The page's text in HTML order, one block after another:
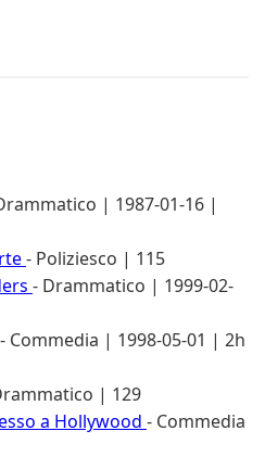
| 1987-01-16 |
- Poliziesco | 115
- Drammatico | 1999-02-
- Commedia | 1998-05-01 | 2h
| 129
a Hollywood - Commedia